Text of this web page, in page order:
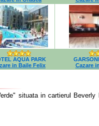
AQUA PARK
in Baile Felix
Cazare
situata in cartierul